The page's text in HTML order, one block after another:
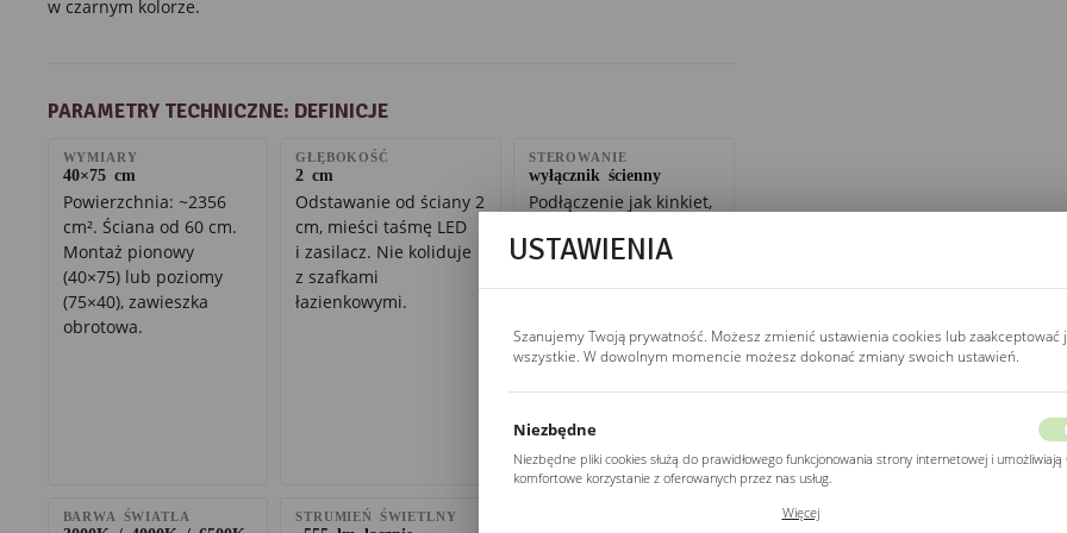
w czarnym kolorze.
PARAMETRY TECHNICZNE: DEFINICJE
WYMIARY
40×75 cm
Powierzchnia: ~2356
cm². Ściana od 60 cm.
Montaż pionowy
(40×75) lub poziomy
(75×40), zawieszka
obrotowa.
GŁĘBOKOŚĆ
2 cm
Odstawanie od ściany 2
cm, mieści taśmę LED
i zasilacz. Nie koliduje
z szafkami
łazienkowymi.
STEROWANIE
wyłącznik ścienny
Podłączenie jak kinkiet,
(L, N, PE) przez
home, sterownik Wi-Fi
(Sonoff Mini, Shelly 1)
wyłącznika.
BARWA ŚWIATŁA STRUMIEŃ ŚWIETLNY
USTAWIENIA
Szanujemy Twoją prywatność. Możesz zmienić ustawienia cookies lub zaakceptować
wszystkie. W dowolnym momencie możesz dokonać zmiany swoich ustawień.
Niezbędne
Niezbędne pliki cookies służą do prawidłowego funkcjonowania strony internetowej i umożliwiają
komfortowe korzystanie z oferowanych przez nas usług.
Twoich ustawień preferencji prywatności, logowania czy wypełniania formularzy. Dzięki plikom
Więcej